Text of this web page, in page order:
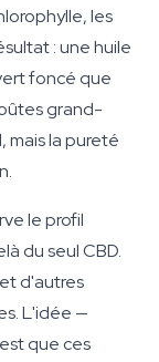
les
: une huile
foncé que
grand-
mais la pureté
le profil
du seul CBD.
d'autres
L'idée —
que ces